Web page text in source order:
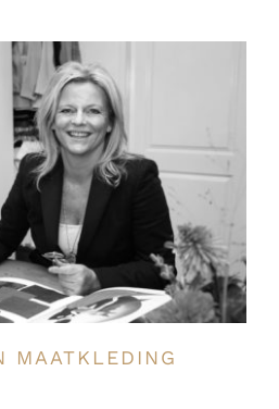
MAATKLEDING